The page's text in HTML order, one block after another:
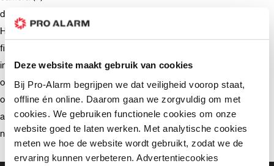
Deze website maakt gebruik van cookies
Bij Pro-Alarm begrijpen we dat veiligheid voorop staat,
offline én online. Daarom gaan we zorgvuldig om met
cookies. We gebruiken functionele cookies om onze
website goed te laten werken. Met analytische cookies
meten we hoe de website wordt gebruikt, zodat we de
ervaring kunnen verbeteren. Advertentiecookies
deurbel (4)
Hikvision (3)
firmware (3)
installatie (2)
ondersteuning (2)
opnemen (2)
advies (2)
netwerkrecorder (2)